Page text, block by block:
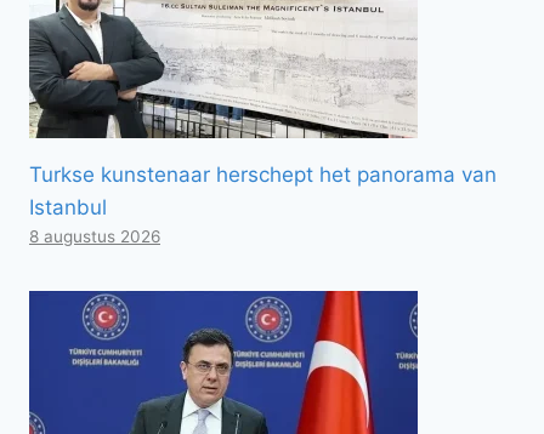
Turkse kunstenaar herschept het panorama van
Istanbul
8 augustus 2026